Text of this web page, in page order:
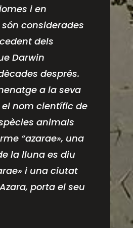
i en
considerades
dels
Darwin
després.
a la seva
nom científic de
animals
“azarae», una
la lluna es diu
i una ciutat
porta el seu